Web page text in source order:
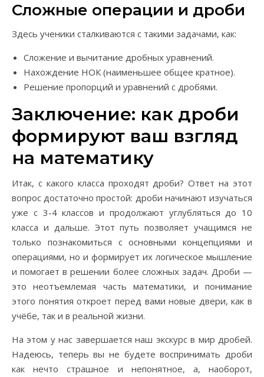
Сложные операции и дроби
Здесь ученики сталкиваются с такими задачами, как:
Сложение и вычитание дробных уравнений.
Нахождение НОК (наименьшее общее кратное).
Решение пропорций и уравнений с дробями.
Заключение: как дроби
формируют ваш взгляд
на математику
Итак, с какого класса проходят дроби? Ответ на этот
вопрос достаточно простой: дроби начинают изучаться
уже с 3-4 классов и продолжают углубляться до 10
класса и дальше. Этот путь позволяет учащимся не
только познакомиться с основными концепциями и
операциями, но и формирует их логическое мышление
и помогает в решении более сложных задач. Дроби —
это неотъемлемая часть математики, и понимание
этого понятия откроет перед вами новые двери, как в
учёбе, так и в реальной жизни.
На этом у нас завершается наш экскурс в мир дробей.
Надеюсь, теперь вы не будете воспринимать дроби
как нечто страшное и непонятное, а, наоборот,